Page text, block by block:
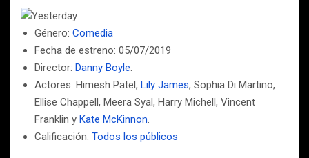
Género: Comedia
Fecha de estreno: 05/07/2019
Director: Danny Boyle.
Actores: Himesh Patel, Lily James, Sophia Di Martino,
Ellise Chappell, Meera Syal, Harry Michell, Vincent
Franklin y Kate McKinnon.
Calificación: Todos los públicos